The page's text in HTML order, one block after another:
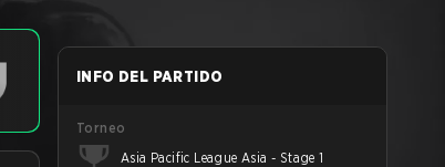
INFO DEL PARTIDO
Torneo
Asia Pacific League Asia - Stage 1